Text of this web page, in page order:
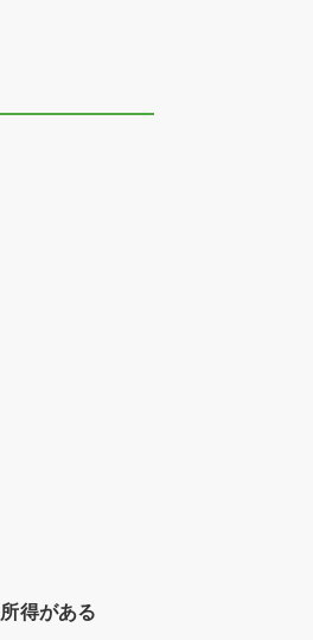
得がある